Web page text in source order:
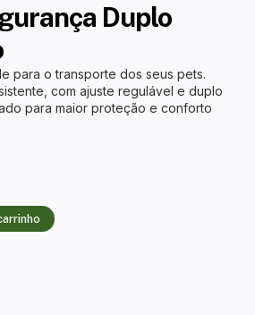
Duplo
para o transporte dos seus pets.
com ajuste regulável e duplo
para maior proteção e conforto